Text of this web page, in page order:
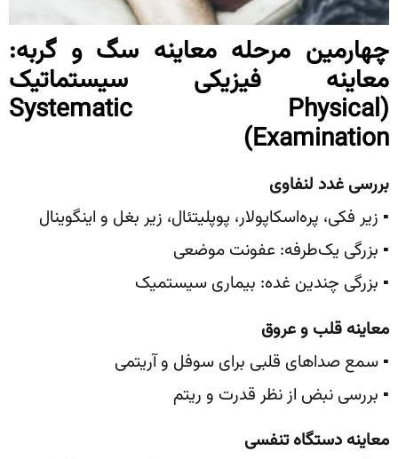
چهارمین مرحله معاینه سگ و گربه:‌
معاینه فیزیکی سیستماتیک
(Systematic Physical
Examination)
بررسی غدد لنفاوی
▪️ زیر فکی، پره‌اسکاپولار، پوپلیتئال، زیر بغل و اینگوینال
▪️ بزرگی یک‌طرفه: عفونت موضعی
▪️ بزرگی چندین غده: بیماری سیستمیک
معاینه قلب و عروق
▪️ سمع صداهای قلبی برای سوفل و آریتمی
▪️ بررسی نبض از نظر قدرت و ریتم
معاینه دستگاه تنفسی